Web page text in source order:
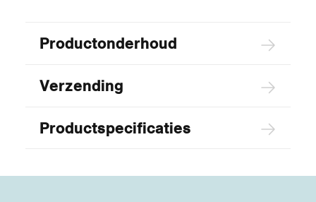
Productonderhoud
Verzending
Productspecificaties